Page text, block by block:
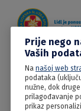
09.06.2022
Prije nego
Vaših
Na našoj web
podataka
nužne, dok
prilagođavanje
prikaz